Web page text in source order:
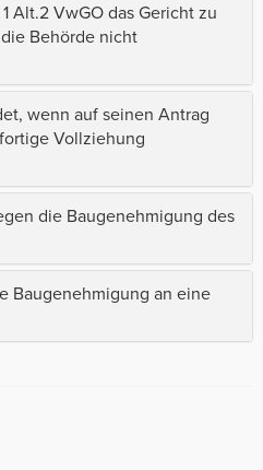
Alt.2 VwGO das Gericht zu
Behörde nicht
wenn auf seinen Antrag
Vollziehung
die Baugenehmigung des
Baugenehmigung an eine